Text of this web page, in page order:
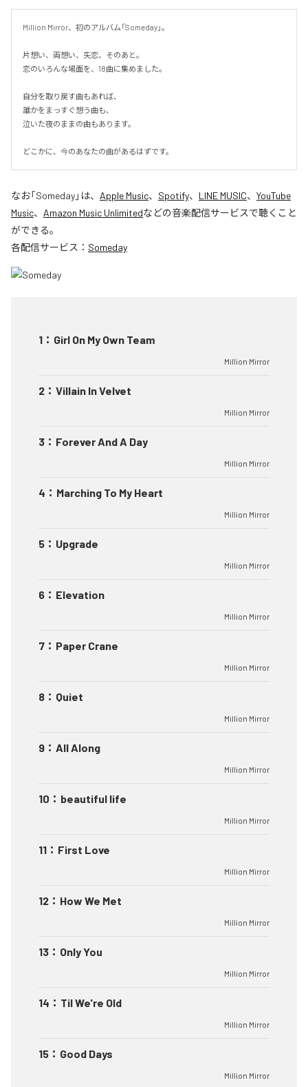
Million Mirror、初のアルバム「Someday」。
片想い、両想い、失恋、そのあと。
恋のいろんな場面を、18曲に集めました。
自分を取り戻す曲もあれば、
誰かをまっすぐ想う曲も、
泣いた夜のままの曲もあります。
どこかに、今のあなたの曲があるはずです。
なお「Someday」は、 Apple Music、 Spotify、 LINE MUSIC、 YouTube
Music、 Amazon Music Unlimitedなどの音楽配信サービスで聴くこと
ができる。
各配信サービス： Someday
1 ： Girl On My Own Team
Million Mirror
2 ： Villain In Velvet
Million Mirror
3 ： Forever And A Day
Million Mirror
4 ： Marching To My Heart
Million Mirror
5 ： Upgrade
Million Mirror
6 ： Elevation
Million Mirror
7 ： Paper Crane
Million Mirror
8 ： Quiet
Million Mirror
9 ： All Along
Million Mirror
10 ： beautiful life
Million Mirror
11 ： First Love
Million Mirror
12 ： How We Met
Million Mirror
13 ： Only You
Million Mirror
14 ： Til We're Old
Million Mirror
15 ： Good Days
Million Mirror